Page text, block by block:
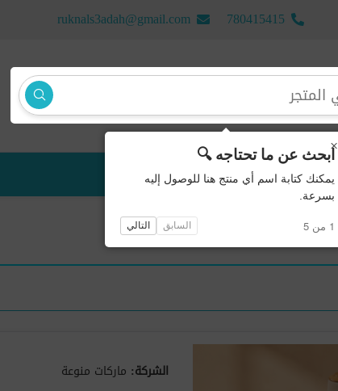
780415415
ruknals3adah@gmail.com
منتجات جديدة
الشركة: ماركات منوعة
×ابحث عن ما تحتاجه 🔍
يمكنك كتابة اسم أي منتج هنا للوصول إليه
بسرعة.
1 من 5 السابق التالي